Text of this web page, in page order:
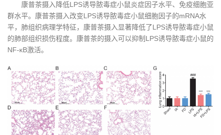
康普茶摄入降低LPS诱导脓毒症小鼠炎症因子水平、免疫细胞亚
群水平。康普茶摄入改变LPS诱导脓毒症小鼠细胞因子的mRNA水
平，肺组织病理学特征，康普茶摄入显著降低了LPS诱导脓毒症小鼠
的肺部组织损伤程度。康普茶的摄入可以抑制LPS诱导脓毒症小鼠的
NF-κB激活。